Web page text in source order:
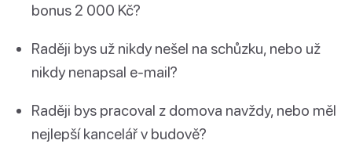
bonus 2 000 Kč?
Raději bys už nikdy nešel na schůzku, nebo už
nikdy nenapsal e-mail?
Raději bys pracoval z domova navždy, nebo měl
nejlepší kancelář v budově?